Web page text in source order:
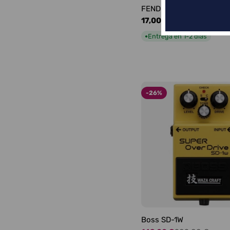
FENDER LOGO
Precio
habitual
17,00 €
●Entrega en 1-2 días
-26%
Boss SD-1W